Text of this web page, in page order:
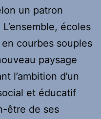
un patron
écoles
courbes souples
paysage
l’ambition d’un
et éducatif
être de ses